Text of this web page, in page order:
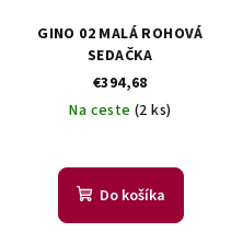
GINO 02 MALÁ ROHOVÁ
SEDAČKA
€394,68
Na ceste(2 ks)
Do košíka